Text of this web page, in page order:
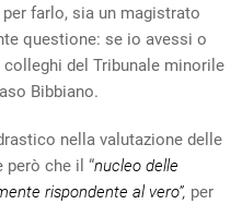
farlo, sia un magistrato
questione: se io avessi o
del Tribunale minorile
Bibbiano.
nella valutazione delle
però che il “nucleo delle
rispondente al vero”, per